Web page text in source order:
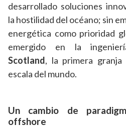
desarrollado soluciones
la hostilidad del océano; sin
energética como prioridad
emergido en la
Scotland, la primera
escala del mundo.
Un cambio de
offshore